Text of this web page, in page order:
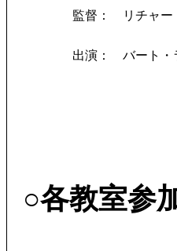
監督： リチャー
出演： バート・
○各教室参